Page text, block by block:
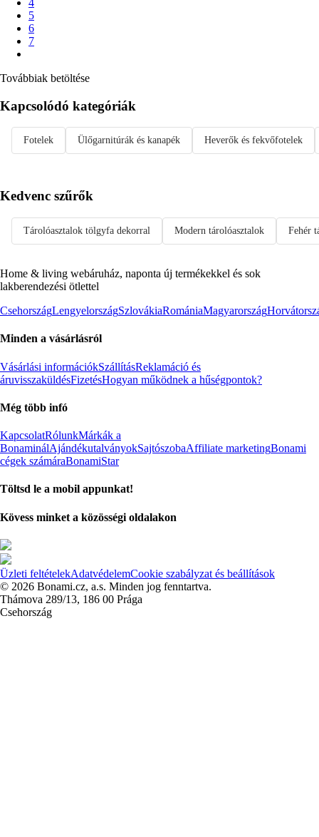
5
6
7
Továbbiak betöltése
Kapcsolódó kategóriák
Fotelek Ülőgarnitúrák és kanapék Heverők és fekvőfotelek
Kedvenc szűrők
Tárolóasztalok tölgyfa dekorral Modern tárolóasztalok Fehér
Home & living webáruház, naponta új termékekkel és sok
lakberendezési ötlettel
CsehországLengyelországSzlovákiaRomániaMagyarország
Minden a vásárlásról
Vásárlási információkSzállításReklamáció és
áruvisszaküldésFizetésHogyan működnek a hűségpontok?
Még több infó
KapcsolatRólunkMárkák a
BonaminálAjándékutalványokSajtószobaAffiliate marketingBonami
cégek számáraBonamiStar
Töltsd le a mobil appunkat!
Kövess minket a közösségi oldalakon
Üzleti feltételekAdatvédelemCookie szabályzat és beállítások
© 2026 Bonami.cz, a.s. Minden jog fenntartva.
Thámova 289/13, 186 00 Prága
Csehország